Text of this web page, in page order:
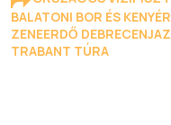
BALATONI BOR ÉS
ZENEERDŐ DEBRECEN
TRABANT TÚRA